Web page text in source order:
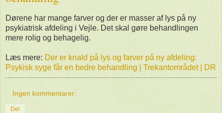
Dørene har mange farver og der er masser af lys på ny
psykiatrisk afdeling i Vejle. Det skal gøre behandlingen
mere rolig og behagelig.
Læs mere: Der er knald på lys og farver på ny afdeling:
Psykisk syge får en bedre behandling | Trekantområdet | DR
Ingen kommentarer:
Del